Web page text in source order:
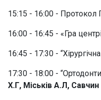
15:15 - 16:00 - Протокол
16:00 - 16:45 - «Гра
16:45 - 17:30 -
17:30 - 18:00 -
Х.Г, Міськів А.Л,